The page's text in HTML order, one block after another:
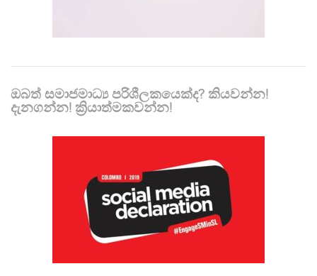
ඔබත් සමාජමාධ්‍ය පරිශීලකයෙක්ද? කියවන්න!
දැනගන්න! ක්‍රියාත්මකවන්න!